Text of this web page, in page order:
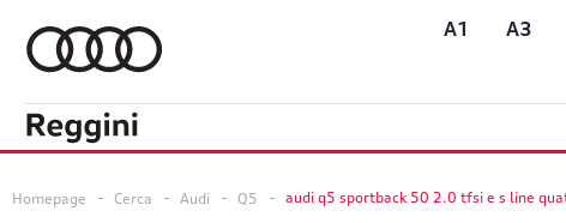
A1 A3
Homepage Cerca Audi Q5 audi q5 sportback 50 2.0 tfsi e s line